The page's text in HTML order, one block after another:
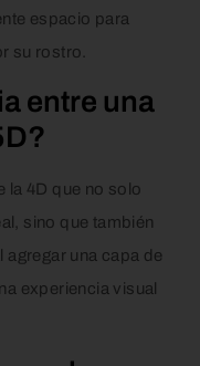
espacio para
su rostro.
entre una
la 4D que no solo
sino que también
agregar una capa de
experiencia visual